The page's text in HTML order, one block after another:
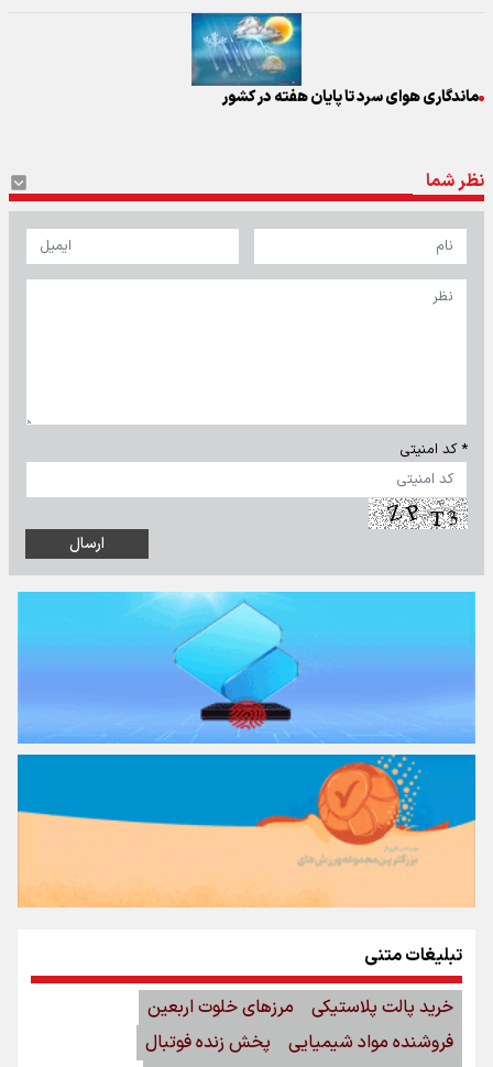
ماندگاری هوای سرد تا پایان هفته در کشور
نظر شما
* کد امنیتی
تبلیغات متنی
خرید پالت پلاستیکی
مرزهای خلوت اربعین
فروشنده مواد شیمیایی
پخش زنده فوتبال